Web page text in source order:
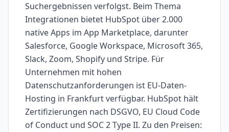
Suchergebnissen verfolgst. Beim Thema
Integrationen bietet HubSpot über 2.000
native Apps im App Marketplace, darunter
Salesforce, Google Workspace, Microsoft 365,
Slack, Zoom, Shopify und Stripe. Für
Unternehmen mit hohen
Datenschutzanforderungen ist EU-Daten-
Hosting in Frankfurt verfügbar. HubSpot hält
Zertifizierungen nach DSGVO, EU Cloud Code
of Conduct und SOC 2 Type II. Zu den Preisen: